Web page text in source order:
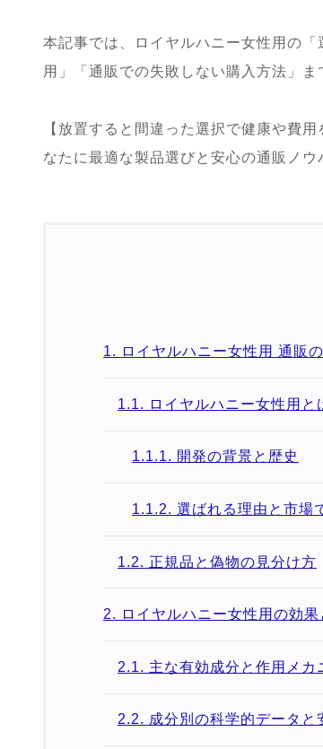
本記事では、ロイヤルハニー女性用の
用」「通販での失敗しない購入方法」ま
【放置すると間違った選択で健康や費
なたに最適な製品選びと安心の通販ノウ
1. ロイヤルハニー女性用 通販
1.1. ロイヤルハニー女性用と
1.1.1. 開発の背景と歴史
1.1.2. 選ばれる理由と市場
1.2. 正規品と偽物の見分け方
2. ロイヤルハニー女性用の効
2.1. 主な有効成分と作用メカ
2.2. 成分別の科学的データと